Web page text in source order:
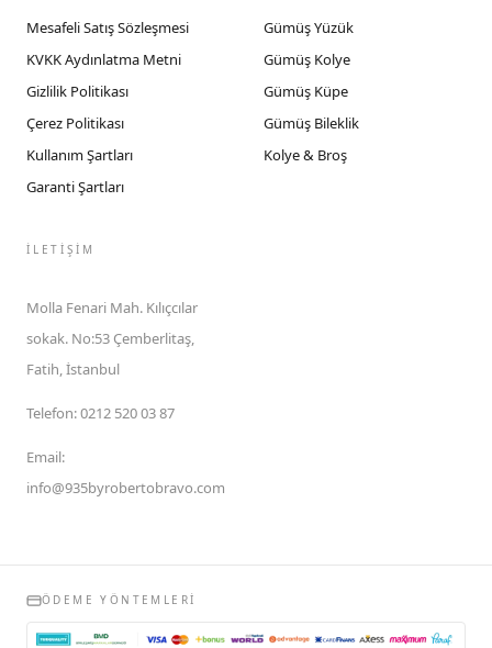
Mesafeli Satış Sözleşmesi
KVKK Aydınlatma Metni
Gizlilik Politikası
Çerez Politikası
Kullanım Şartları
Garanti Şartları
Gümüş Yüzük
Gümüş Kolye
Gümüş Küpe
Gümüş Bileklik
Kolye & Broş
İLETIŞIM
Molla Fenari Mah. Kılıçcılar
sokak. No:53 Çemberlitaş,
Fatih, İstanbul
Telefon:0212 520 03 87
Email:
info@935byrobertobravo.com
ÖDEME YÖNTEMLERI